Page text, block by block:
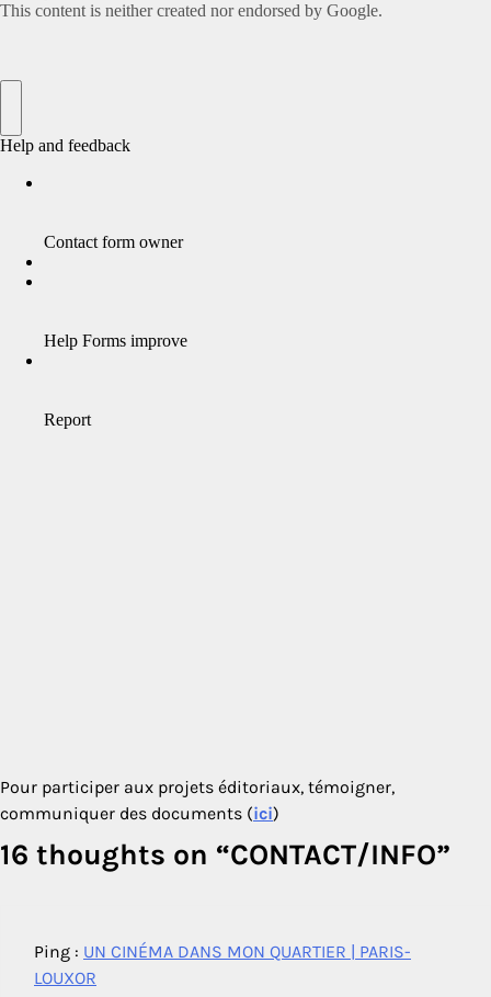
Pour participer aux projets éditoriaux, témoigner,
communiquer des documents (ici)
16 thoughts on “CONTACT/INFO”
Ping : UN CINÉMA DANS MON QUARTIER | PARIS-
LOUXOR